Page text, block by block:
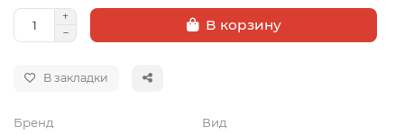
В корзину
В закладки
Бренд Вид